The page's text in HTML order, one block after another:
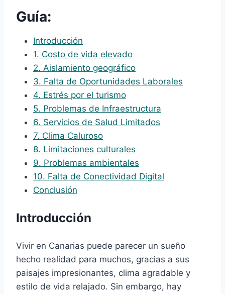
Guía:
Introducción
1. Costo de vida elevado
2. Aislamiento geográfico
3. Falta de Oportunidades Laborales
4. Estrés por el turismo
5. Problemas de Infraestructura
6. Servicios de Salud Limitados
7. Clima Caluroso
8. Limitaciones culturales
9. Problemas ambientales
10. Falta de Conectividad Digital
Conclusión
Introducción
Vivir en Canarias puede parecer un sueño
hecho realidad para muchos, gracias a sus
paisajes impresionantes, clima agradable y
estilo de vida relajado. Sin embargo, hay